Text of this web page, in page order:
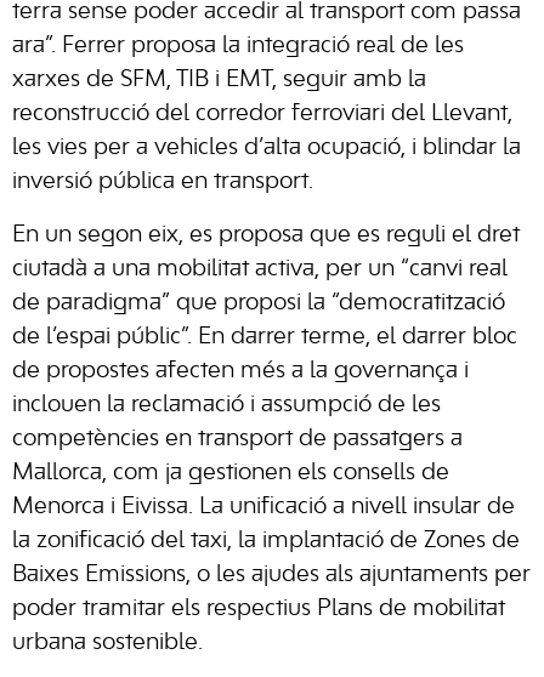
terra sense poder accedir al transport com passa
ara”. Ferrer proposa la integració real de les
xarxes de SFM, TIB i EMT, seguir amb la
reconstrucció del corredor ferroviari del Llevant,
les vies per a vehicles d’alta ocupació, i blindar la
inversió pública en transport.
En un segon eix, es proposa que es reguli el dret
ciutadà a una mobilitat activa, per un “canvi real
de paradigma” que proposi la “democratització
de l’espai públic”. En darrer terme, el darrer bloc
de propostes afecten més a la governança i
inclouen la reclamació i assumpció de les
competències en transport de passatgers a
Mallorca, com ja gestionen els consells de
Menorca i Eivissa. La unificació a nivell insular de
la zonificació del taxi, la implantació de Zones de
Baixes Emissions, o les ajudes als ajuntaments per
poder tramitar els respectius Plans de mobilitat
urbana sostenible.